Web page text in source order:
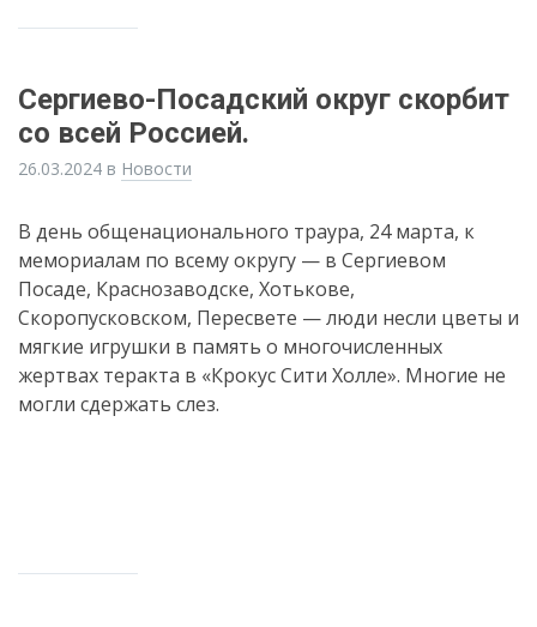
Сергиево-Посадский округ скорбит
со всей Россией.
26.03.2024 в Новости
В день общенационального траура, 24 марта, к
мемориалам по всему округу — в Сергиевом
Посаде, Краснозаводске, Хотькове,
Скоропусковском, Пересвете — люди несли цветы и
мягкие игрушки в память о многочисленных
жертвах теракта в «Крокус Сити Холле». Многие не
могли сдержать слез.